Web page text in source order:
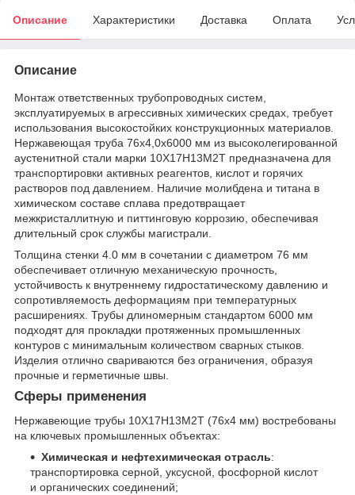
Описание Характеристики Доставка Оплата
Описание
Монтаж ответственных трубопроводных систем,
эксплуатируемых в агрессивных химических средах, требует
использования высокостойких конструкционных материалов.
Нержавеющая труба 76х4,0х6000 мм из высоколегированной
аустенитной стали марки 10Х17Н13М2Т предназначена для
транспортировки активных реагентов, кислот и горячих
растворов под давлением. Наличие молибдена и титана в
химическом составе сплава предотвращает
межкристаллитную и питтинговую коррозию, обеспечивая
длительный срок службы магистрали.
Толщина стенки 4.0 мм в сочетании с диаметром 76 мм
обеспечивает отличную механическую прочность,
устойчивость к внутреннему гидростатическому давлению и
сопротивляемость деформациям при температурных
расширениях. Трубы длиномерным стандартом 6000 мм
подходят для прокладки протяженных промышленных
контуров с минимальным количеством сварных стыков.
Изделия отлично свариваются без ограничения, образуя
прочные и герметичные швы.
Сферы применения
Нержавеющие трубы 10Х17Н13М2Т (76х4 мм) востребованы
на ключевых промышленных объектах:
Химическая и нефтехимическая отрасль:
транспортировка серной, уксусной, фосфорной кислот
и органических соединений;